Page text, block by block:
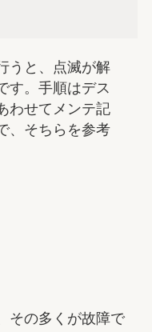
うと、点滅が解
す。手順はデス
わせてメンテ記
、そちらを参考
その多くが故障で